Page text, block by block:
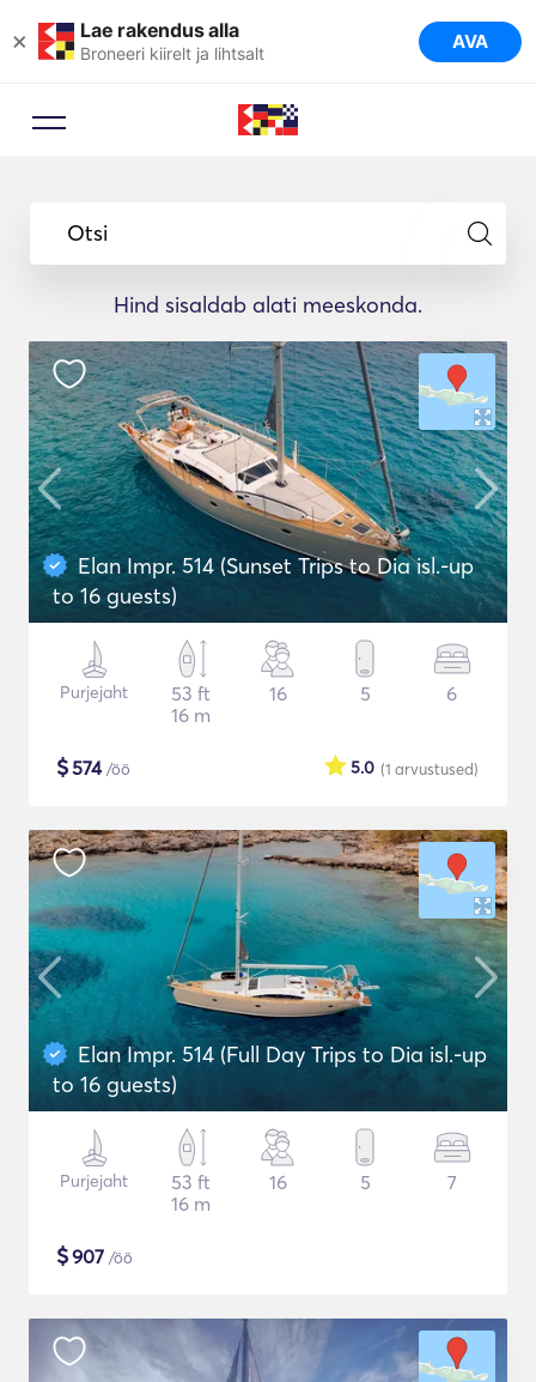
× Lae rakendus alla
Broneeri kiirelt ja lihtsalt AVA
Otsi
Hind sisaldab alati meeskonda.
Elan Impr. 514 (Sunset Trips to Dia isl.-up
to 16 guests)
Purjejaht
53 ft
16 m
16 5 6
$574/öö (1 arvustused)
5.0
Elan Impr. 514 (Full Day Trips to Dia isl.-up
to 16 guests)
Purjejaht
53 ft
16 m
16 5 7
$907 /öö